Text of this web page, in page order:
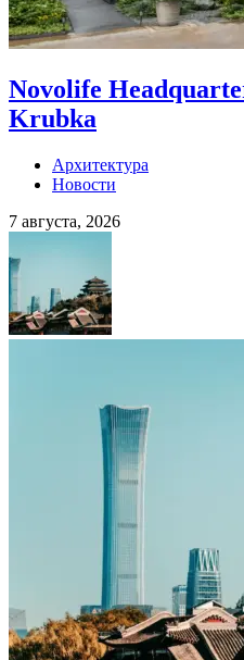
Novolife
Krubka
Архитектура
Новости
7 августа, 2026